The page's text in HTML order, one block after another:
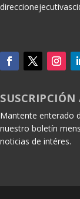
Mantente enterado
nuestro boletín
noticias de intéres.